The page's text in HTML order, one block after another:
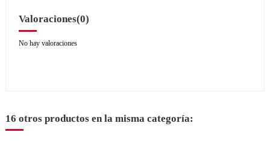
Valoraciones(0)
No hay valoraciones
16 otros productos en la misma categoría: